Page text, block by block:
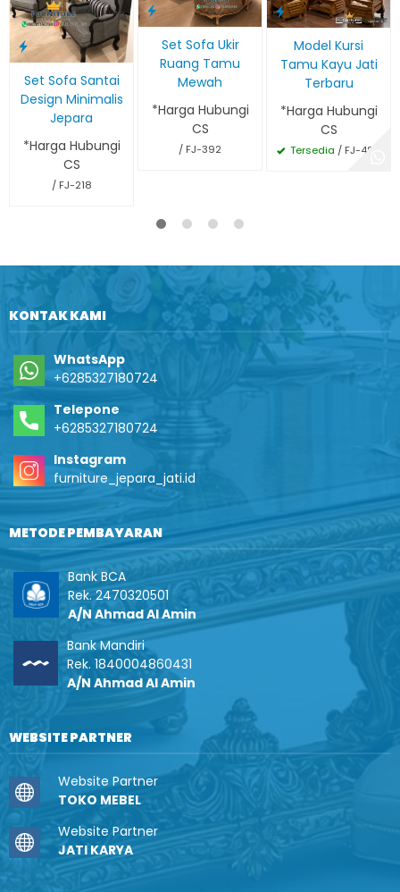
Set Sofa Santai
Design Minimalis
Jepara
*Harga Hubungi
CS
/ FJ-218
Set Sofa Ukir
Ruang Tamu
Mewah
*Harga Hubungi
CS
/ FJ-392
Model Kursi
Tamu Kayu Jati
Terbaru
*Harga Hubungi
CS
Tersedia / FJ-488
KONTAK KAMI
WhatsApp
+6285327180724
Telepone
+6285327180724
Instagram
furniture_jepara_jati.id
METODE PEMBAYARAN
Bank BCA
Rek. 2470320501
A/N Ahmad Al Amin
Bank Mandiri
Rek. 1840004860431
A/N Ahmad Al Amin
WEBSITE PARTNER
Website Partner
TOKO MEBEL
Website Partner
JATI KARYA